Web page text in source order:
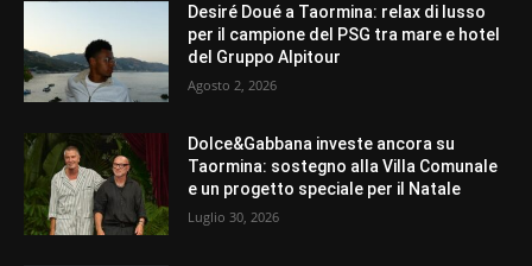
Desiré Doué a Taormina: relax di lusso
per il campione del PSG tra mare e hotel
del Gruppo Alpitour
Agosto 2, 2026
Dolce&Gabbana investe ancora su
Taormina: sostegno alla Villa Comunale
e un progetto speciale per il Natale
Luglio 30, 2026